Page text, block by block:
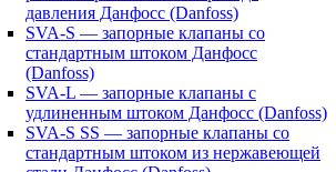
давления Данфосс (Danfoss)
SVA-S — запорные клапаны со
стандартным штоком Данфосс
(Danfoss)
SVA-L — запорные клапаны с
удлиненным штоком Данфосс (Danfoss)
SVA-S SS — запорные клапаны со
стандартным штоком из нержавеющей